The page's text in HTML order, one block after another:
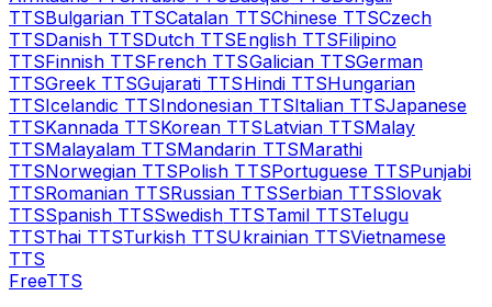
TTSBulgarian TTSCatalan TTSChineseTTSCzech
TTSDanish TTSDutch TTSEnglishTTSFilipino
TTSFinnish TTSFrench TTSGalicianTTSGerman
TTSGreek TTSGujarati TTSHindiTTSHungarian
TTSIcelandic TTSIndonesianTTSItalianTTSJapanese
TTSKannada TTSKorean TTSLatvianTTSMalay
TTSMalayalam TTSMandarin TTSMarathi
TTSNorwegian TTSPolish TTSPortugueseTTSPunjabi
TTSRomanian TTSRussian TTSSerbianTTSSlovak
TTSSpanish TTSSwedish TTSTamilTTSTelugu
TTSThai TTSTurkish TTSUkrainianTTSVietnamese
TTS
FreeTTS